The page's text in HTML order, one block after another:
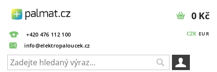
+420 476 112 100
info@elektropaloucek.cz
CZK EUR
0 Kč